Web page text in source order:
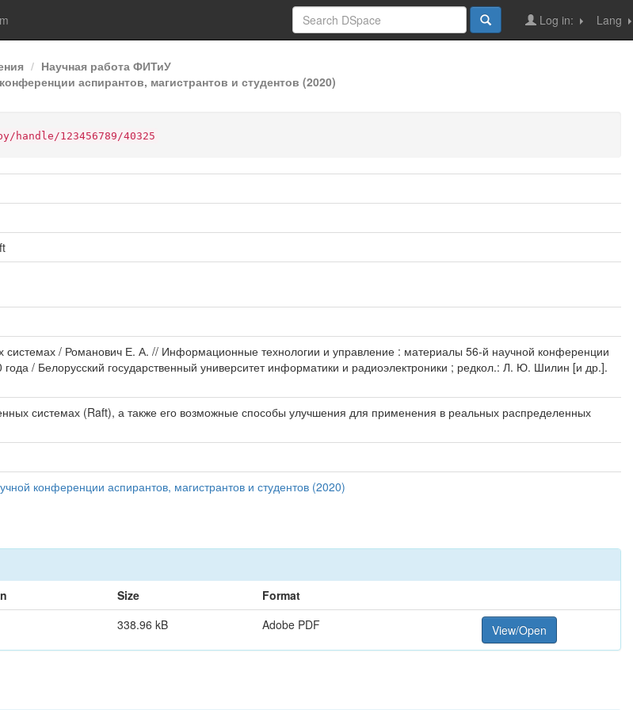
Lang
Log in:
Научная работа ФИТиУ
аспирантов, магистрантов и студентов (2020)
123456789/40325
/ Романович Е. А. // Информационные технологии и управление : материалы 56-й научной конференции
/ Белорусский государственный университет информатики и радиоэлектроники ; редкол.: Л. Ю. Шилин [и др.].
системах (Raft), а также его возможные способы улучшения для применения в реальных распределенных
конференции аспирантов, магистрантов и студентов (2020)
Size
Format
338.96 kB Adobe PDF View/Open